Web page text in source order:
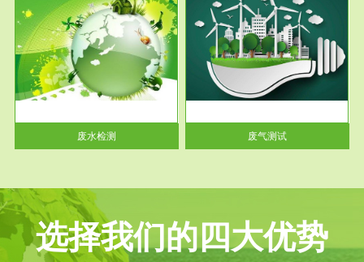
废水检测
服务范围
废气测试
检测范围工业废气检测包括有机
废气和无机废气。有机废气主要
包括...
废气测试
选择我们的四大优势